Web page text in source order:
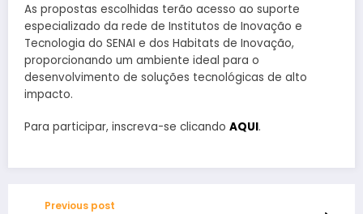
As propostas escolhidas terão acesso ao suporte
especializado da rede de Institutos de Inovação e
Tecnologia do SENAI e dos Habitats de Inovação,
proporcionando um ambiente ideal para o
desenvolvimento de soluções tecnológicas de alto
impacto.
Para participar, inscreva-se clicando AQUI.
Previous post